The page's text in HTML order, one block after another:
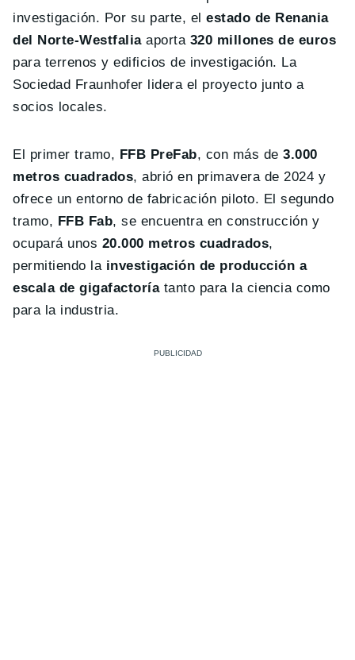
investigación. Por su parte, elestado de Renania
del Norte-Westfaliaaporta 320 millones de euros
para terrenos y edificios de investigación. La
Sociedad Fraunhofer lidera el proyecto junto a
socios locales.
El primer tramo, FFB PreFab, con más de3.000
metros cuadrados, abrió en primavera de 2024 y
ofrece un entorno de fabricación piloto. El segundo
tramo, FFB Fab, se encuentra en construcción y
ocupará unos 20.000 metros cuadrados,
permitiendo la investigación de producción a
escala de gigafactoríatanto para la ciencia como
para la industria.